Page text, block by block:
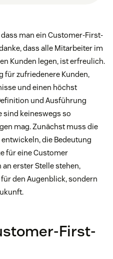
man ein Customer-First-
dass alle Mitarbeiter im
Kunden legen, ist erfreulich.
für zufriedenere Kunden,
und einen höchst
und Ausführung
sind keineswegs so
mag. Zunächst muss die
die Bedeutung
für eine Customer
an erster Stelle stehen,
den Augenblick, sondern
First-